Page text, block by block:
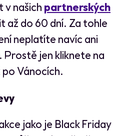
v našich partnerských
až do 60 dní. Za tohle
neplatíte navíc ani
Prostě jen kliknete na
Vánocích.
jako je Black Friday